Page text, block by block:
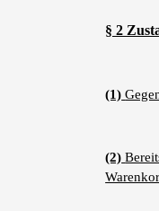
§ 2
(1)
(2)